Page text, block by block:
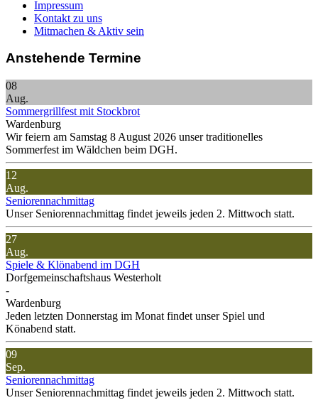
Impressum
Kontakt zu uns
Mitmachen & Aktiv sein
Anstehende Termine
08
Aug.
Sommergrillfest mit Stockbrot
Wardenburg
Wir feiern am Samstag 8 August 2026 unser traditionelles
Sommerfest im Wäldchen beim DGH.
12
Aug.
Seniorennachmittag
Unser Seniorennachmittag findet jeweils jeden 2. Mittwoch statt.
27
Aug.
Spiele & Klönabend im DGH
Dorfgemeinschaftshaus Westerholt
-
Wardenburg
Jeden letzten Donnerstag im Monat findet unser Spiel und
Könabend statt.
09
Sep.
Seniorennachmittag
Unser Seniorennachmittag findet jeweils jeden 2. Mittwoch statt.